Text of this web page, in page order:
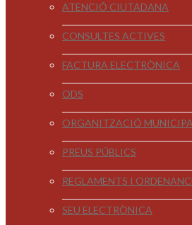
ATENCIÓ CIUTADANA
CONSULTES ACTIVES
FACTURA ELECTRÒNICA
ODS
ORGANITZACIÓ
PREUS PÚBLICS
REGLAMENTS I
SEU ELECTRÒNICA